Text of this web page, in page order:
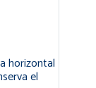
horizontal
el